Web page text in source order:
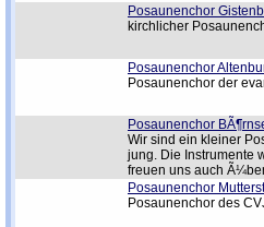
Posaunenchor
kirchlicher
Posaunenchor
Posaunenchor der
Posaunenchor
Wir sind ein kleiner
jung. Die Instrumente
freuen uns auch
Posaunenchor
Posaunenchor des